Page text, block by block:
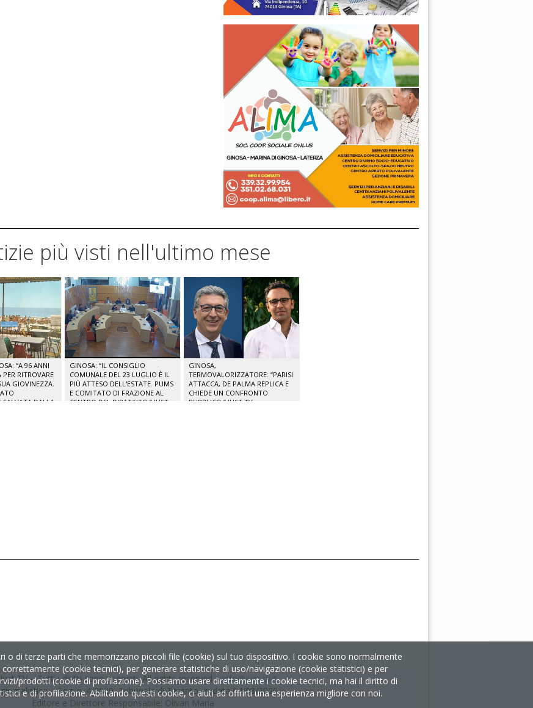
o di terze parti che memorizzano piccoli file (cookie) sul tuo dispositivo. I cookie sono normalmente
(cookie tecnici), per generare statistiche di uso/navigazione (cookie statistici) e per
prodotti (cookie di profilazione). Possiamo usare direttamente i cookie tecnici, ma hai il diritto di
e di profilazione. Abilitando questi cookie, ci aiuti ad offrirti una esperienza migliore con noi.
più visti nell'ultimo mese
“A 96 ANNI
PER RITROVARE
GIOVINEZZA.
SALVATA DALLA
GINOSA: “IL CONSIGLIO
COMUNALE DEL 23 LUGLIO È IL
PIÙ ATTESO DELL'ESTATE. PUMS
E COMITATO DI FRAZIONE AL
CENTRO DEL DIBATTITO.” JUST
GINOSA,
TERMOVALORIZZATORE: “PARISI
ATTACCA, DE PALMA REPLICA E
CHIEDE UN CONFRONTO
PUBBLICO.” JUST TV
TV – Tutti i diritti sono riservati. All rights reserved –info@just-tv.it
– Reg. n. 4/2020, Tribunale di Taranto, in data 04/08/2020
Editore e Direttore Responsabile: Olivari Maria